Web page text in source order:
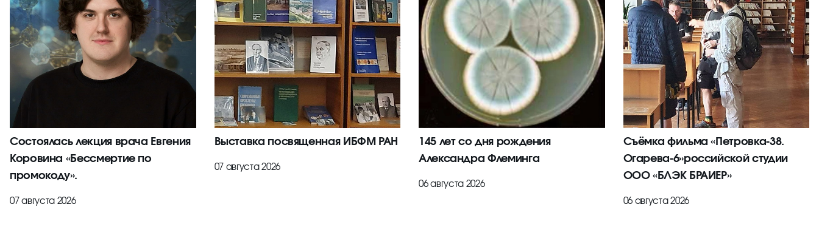
Состоялась лекция врача Евгения
Коровина «Бессмертие по
промокоду».
07 августа 2026
Выставка посвященная ИБФМ РАН
07 августа 2026
145 лет со дня рождения
Александра Флеминга
06 августа 2026
Съёмка фильма «Петровка-38.
Огарева-6»российской студии
ООО «БЛЭК БРАИЕР»
06 августа 2026